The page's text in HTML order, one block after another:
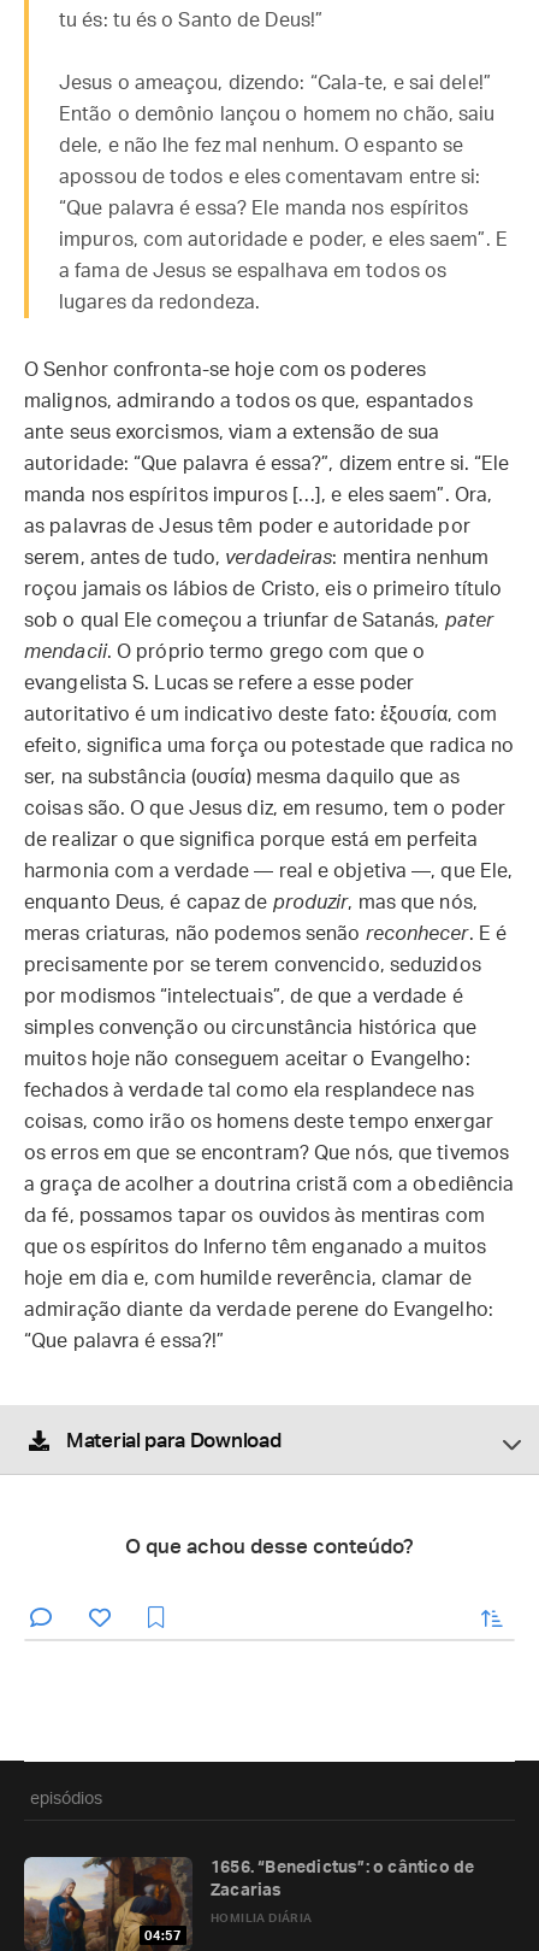
tu és: tu és o Santo de Deus!”
Jesus o ameaçou, dizendo: “Cala-te, e sai dele!”
Então o demônio lançou o homem no chão, saiu
dele, e não lhe fez mal nenhum. O espanto se
apossou de todos e eles comentavam entre si:
“Que palavra é essa? Ele manda nos espíritos
impuros, com autoridade e poder, e eles saem”. E
a fama de Jesus se espalhava em todos os
lugares da redondeza.
O Senhor confronta-se hoje com os poderes
malignos, admirando a todos os que, espantados
ante seus exorcismos, viam a extensão de sua
autoridade: “Que palavra é essa?”, dizem entre si. “Ele
manda nos espíritos impuros […], e eles saem”. Ora,
as palavras de Jesus têm poder e autoridade por
serem, antes de tudo, verdadeiras: mentira nenhum
roçou jamais os lábios de Cristo, eis o primeiro título
sob o qual Ele começou a triunfar de Satanás, pater
mendacii. O próprio termo grego com que o
evangelista S. Lucas se refere a esse poder
autoritativo é um indicativo deste fato: ἐξουσία, com
efeito, significa uma força ou potestade que radica no
ser, na substância (ουσία) mesma daquilo que as
coisas são. O que Jesus diz, em resumo, tem o poder
de realizar o que significa porque está em perfeita
harmonia com a verdade — real e objetiva —, que Ele,
enquanto Deus, é capaz de produzir, mas que nós,
meras criaturas, não podemos senão reconhecer. E é
precisamente por se terem convencido, seduzidos
por modismos “intelectuais”, de que a verdade é
simples convenção ou circunstância histórica que
muitos hoje não conseguem aceitar o Evangelho:
fechados à verdade tal como ela resplandece nas
coisas, como irão os homens deste tempo enxergar
os erros em que se encontram? Que nós, que tivemos
a graça de acolher a doutrina cristã com a obediência
da fé, possamos tapar os ouvidos às mentiras com
que os espíritos do Inferno têm enganado a muitos
hoje em dia e, com humilde reverência, clamar de
admiração diante da verdade perene do Evangelho:
“Que palavra é essa?!”
Material para Download
O que achou desse conteúdo?
enviar
episódios
04:57
HOMILIA DIÁRIA
1656. “Benedictus”: o cântico de
Zacarias